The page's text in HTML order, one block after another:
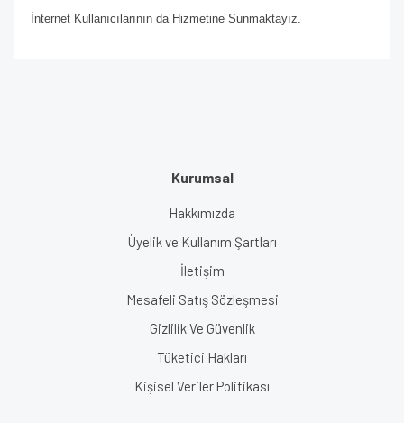
İnternet Kullanıcılarının da Hizmetine Sunmaktayız.
Kurumsal
Hakkımızda
Üyelik ve Kullanım Şartları
İletişim
Mesafeli Satış Sözleşmesi
Gizlilik Ve Güvenlik
Tüketici Hakları
Kişisel Veriler Politikası